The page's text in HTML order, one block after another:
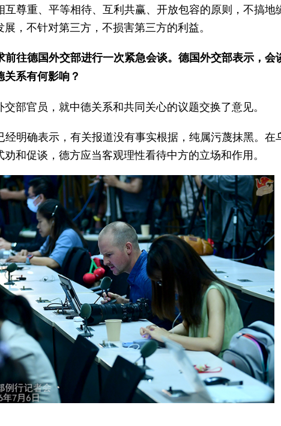
尊重、平等相待、互利共赢、开放包容的原则，不搞
，不针对第三方，不损害第三方的利益。
往德国外交部进行一次紧急会谈。德国外交部表示，
系有何影响？
部官员，就中德关系和共同关心的议题交换了意见。
明确表示，有关报道没有事实根据，纯属污蔑抹黑。
和促谈，德方应当客观理性看待中方的立场和作用。